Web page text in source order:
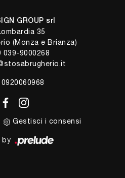
GROUP srl
35
(Monza e Brianza)
039-9000268
Gestisci i consensi
by